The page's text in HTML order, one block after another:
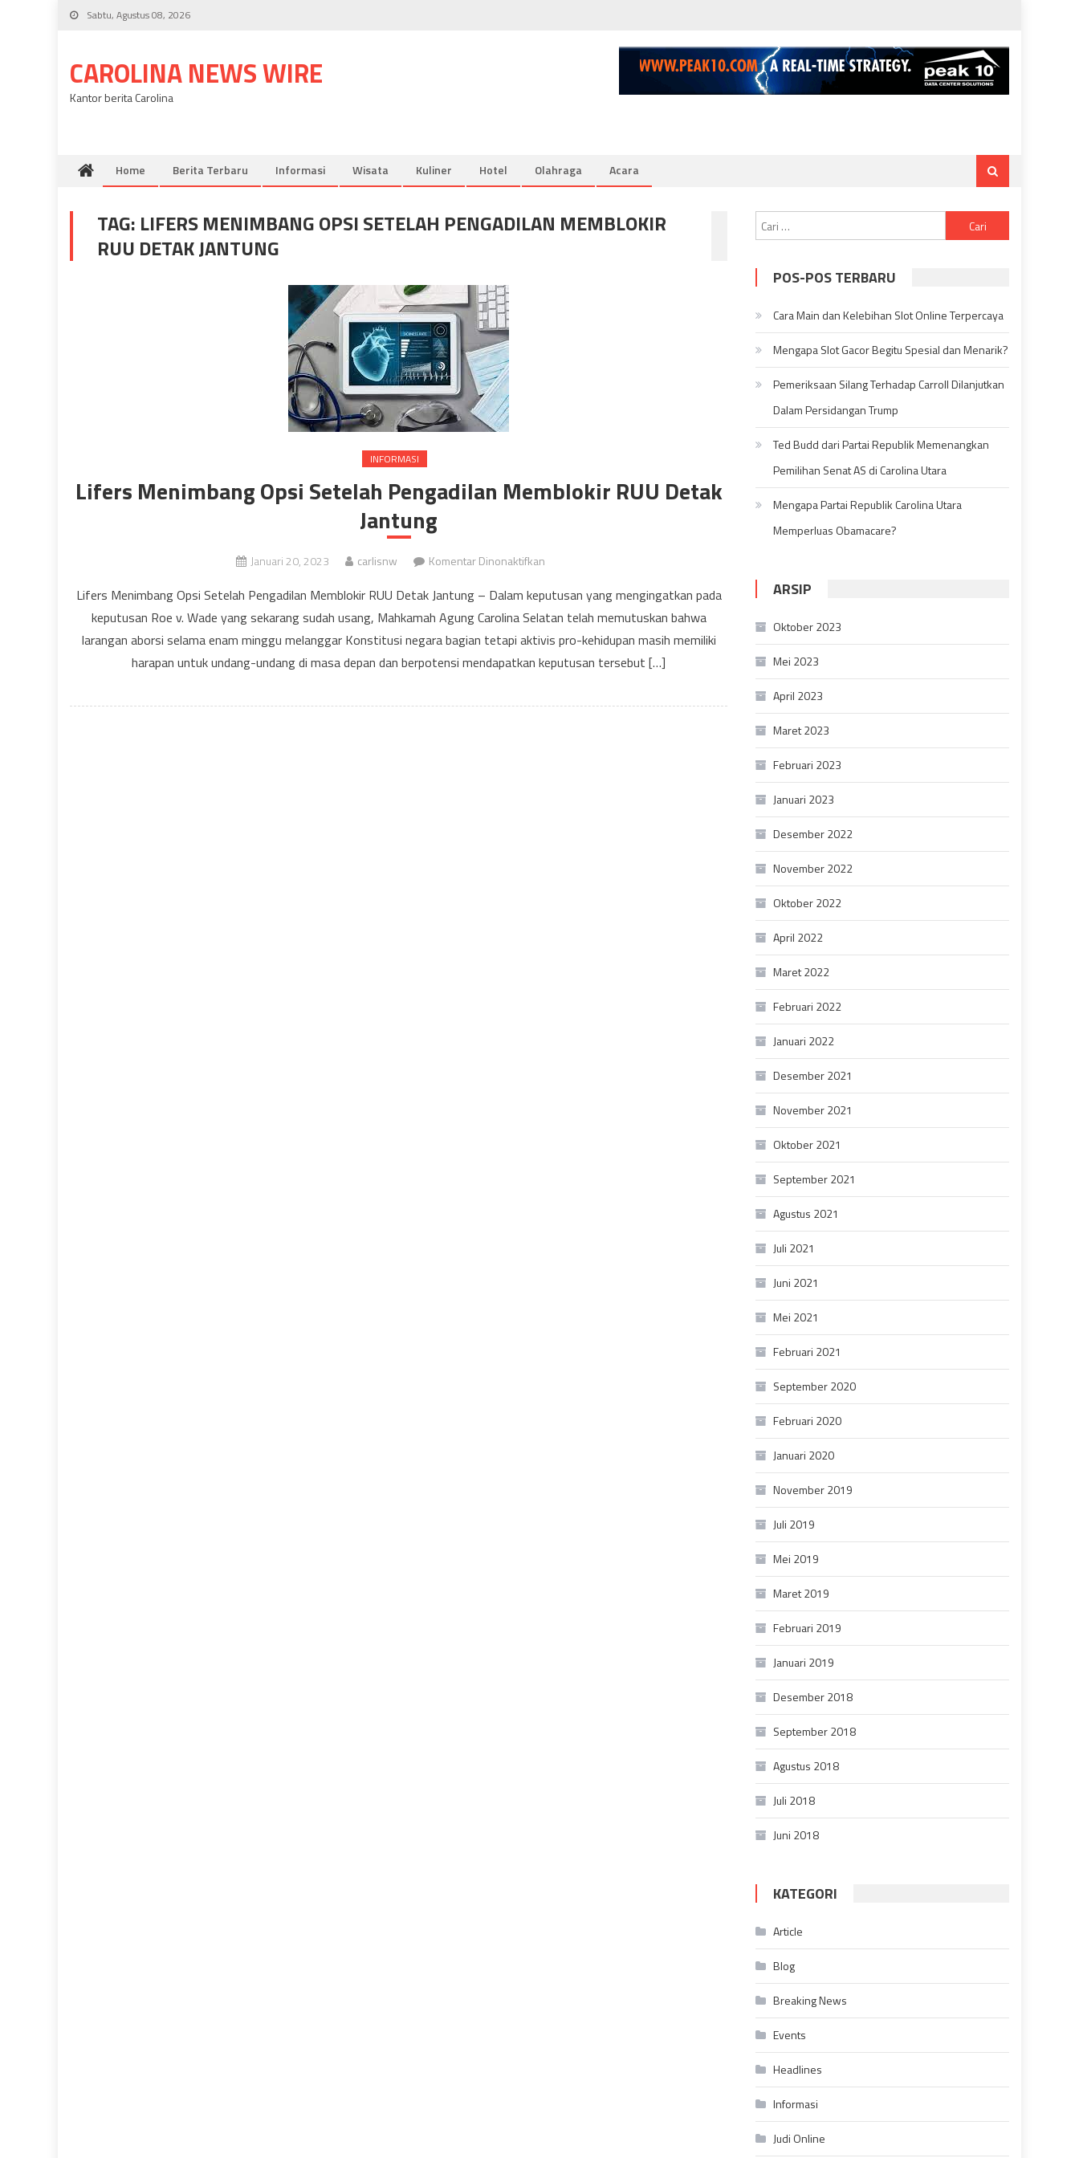
Skip
Sabtu, Agustus 08, 2026
CAROLINA NEWS WIRE
Kantor berita Carolina
Home Berita Terbaru Informasi Wisata Kuliner Hotel Olahraga Acara
TAG: LIFERS MENIMBANG OPSI SETELAH PENGADILAN MEMBLOKIR
RUU DETAK JANTUNG
INFORMASI
Lifers Menimbang Opsi Setelah Pengadilan Memblokir RUU Detak
Jantung
Januari 20, 2023 carlisnw Komentar Dinonaktifkan
Menimbang
Opsi
Setelah
Pengadilan
Lifers Menimbang Opsi Setelah Pengadilan Memblokir RUU Detak Jantung – Dalam keputusan yang mengingatkan pada
keputusan Roe v. Wade yang sekarang sudah usang, Mahkamah Agung Carolina Selatan telah memutuskan bahwa
larangan aborsi selama enam minggu melanggar Konstitusi negara bagian tetapi aktivis pro-kehidupan masih memiliki
harapan untuk undang-undang di masa depan dan berpotensi mendapatkan keputusan tersebut […]
untuk:
POS-POS TERBARU
Cara Main dan Kelebihan Slot Online Terpercaya
Mengapa Slot Gacor Begitu Spesial dan Menarik?
Pemeriksaan Silang Terhadap Carroll Dilanjutkan
Dalam Persidangan Trump
Ted Budd dari Partai Republik Memenangkan
Pemilihan Senat AS di Carolina Utara
Mengapa Partai Republik Carolina Utara
Memperluas Obamacare?
ARSIP
Oktober 2023
Mei 2023
April 2023
Maret 2023
Februari 2023
Januari 2023
Desember 2022
November 2022
Oktober 2022
April 2022
Maret 2022
Februari 2022
Januari 2022
Desember 2021
November 2021
Oktober 2021
September 2021
Agustus 2021
Juli 2021
Juni 2021
Mei 2021
Februari 2021
September 2020
Februari 2020
Januari 2020
November 2019
Juli 2019
Mei 2019
Maret 2019
Februari 2019
Januari 2019
Desember 2018
September 2018
Agustus 2018
Juli 2018
Juni 2018
KATEGORI
Article
Blog
Breaking News
Events
Headlines
Informasi
Judi Online